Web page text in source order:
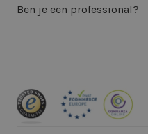
Ben je een professional?